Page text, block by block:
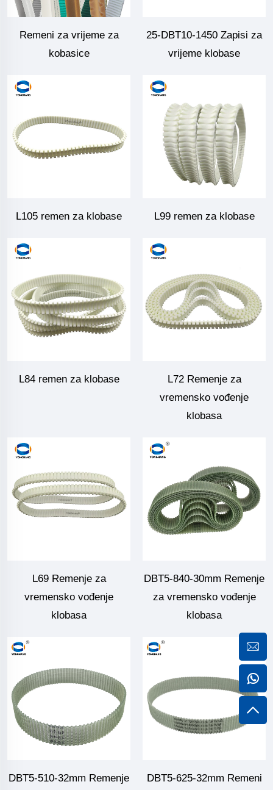
Remeni za vrijeme za
kobasice
25-DBT10-1450 Zapisi za
vrijeme klobase
L105 remen za klobase L99 remen za klobase
L84 remen za klobase
L72 Remenje za
vremensko vođenje
klobasa
L69 Remenje za
vremensko vođenje
klobasa
DBT5-840-30mm Remenje
za vremensko vođenje
klobasa
DBT5-510-32mm Remenje
DBT5-625-32mm Remeni